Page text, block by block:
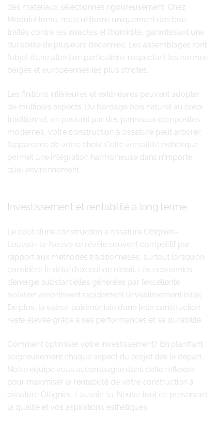
des matériaux sélectionnés rigoureusement. Chez
ModuleHome, nous utilisons uniquement des bois
traités contre les insectes et l’humidité, garantissant une
durabilité de plusieurs décennies. Les assemblages font
l’objet d’une attention particulière, respectant les normes
belges et européennes les plus strictes.
Les finitions intérieures et extérieures peuvent adopter
de multiples aspects. Du bardage bois naturel au crépi
traditionnel, en passant par des panneaux composites
modernes, votre construction à ossature peut arborer
l’apparence de votre choix. Cette versatilité esthétique
permet une intégration harmonieuse dans n’importe
quel environnement.
Investissement et rentabilité à long terme
Le coût d’une construction à ossature Ottignies-
Louvain-la-Neuve se révèle souvent compétitif par
rapport aux méthodes traditionnelles, surtout lorsqu’on
considère le délai d’exécution réduit. Les économies
d’énergie substantielles générées par l’excellente
isolation amortissent rapidement l’investissement initial.
De plus, la valeur patrimoniale d’une telle construction
reste élevée grâce à ses performances et sa durabilité.
Comment optimiser votre investissement? En planifiant
soigneusement chaque aspect du projet dès le départ.
Notre équipe vous accompagne dans cette réflexion
pour maximiser la rentabilité de votre construction à
ossature Ottignies-Louvain-la-Neuve tout en préservant
la qualité et vos aspirations esthétiques.